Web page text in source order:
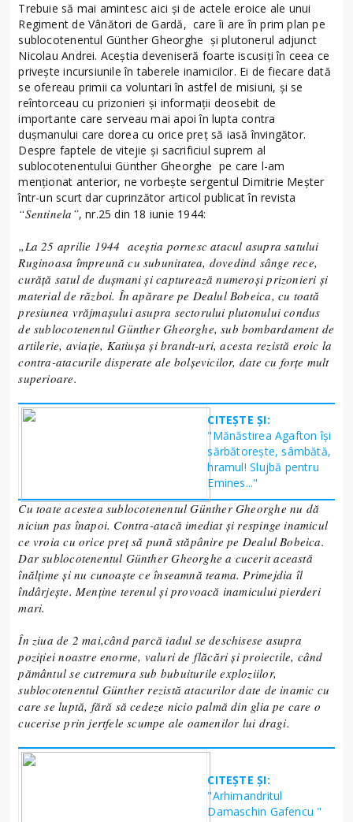
Trebuie să mai amintesc aici și de actele eroice ale unui
Regiment de Vânători de Gardă, care îi are în prim plan pe
sublocotenentul Günther Gheorghe și plutonerul adjunct
Nicolau Andrei. Aceștia deveniseră foarte iscusiți în ceea ce
privește incursiunile în taberele inamicilor. Ei de fiecare dată
se ofereau primii ca voluntari în astfel de misiuni, și se
reîntorceau cu prizonieri și informații deosebit de
importante care serveau mai apoi în lupta contra
dușmanului care dorea cu orice preț să iasă învingător.
Despre faptele de vitejie și sacrificiul suprem al
sublocotenentului Günther Gheorghe pe care l-am
menționat anterior, ne vorbește sergentul Dimitrie Meșter
într-un scurt dar cuprinzător articol publicat în revista
“Sentinela”, nr.25 din 18 iunie 1944:
„La 25 aprilie 1944 aceștia pornesc atacul asupra satului
Ruginoasa împreună cu subunitatea, dovedind sânge rece,
curăță satul de dușmani și capturează numeroși prizonieri și
material de război. În apărare pe Dealul Bobeica, cu toată
presiunea vrăjmașului asupra sectorului plutonului condus
de sublocotenentul Günther Gheorghe, sub bombardament de
artilerie, aviație, Katiușa și brandt-uri, acesta rezistă eroic la
contra-atacurile disperate ale bolșevicilor, date cu forțe mult
superioare.
CITEȘTE ȘI:
"Mănăstirea Agafton îşi
sărbătoreşte, sâmbătă,
hramul! Slujbă pentru
Emines..."
Cu toate acestea sublocotenentul Günther Gheorghe nu dă
niciun pas înapoi. Contra-atacă imediat și respinge inamicul
ce vroia cu orice preț să pună stăpânire pe Dealul Bobeica.
Dar sublocotenentul Günther Gheorghe a cucerit această
înălțime și nu cunoaște ce înseamnă teama. Primejdia îl
îndârjește. Menține terenul și provoacă inamicului pierderi
mari.
În ziua de 2 mai,când parcă iadul se deschisese asupra
poziției noastre enorme, valuri de flăcări și proiectile, când
pământul se cutremura sub bubuiturile exploziilor,
sublocotenentul Günther rezistă atacurilor date de inamic cu
care se luptă, fără să cedeze nicio palmă din glia pe care o
cucerise prin jertfele scumpe ale oamenilor lui dragi.
CITEȘTE ȘI:
"Arhimandritul
Damaschin Gafencu "